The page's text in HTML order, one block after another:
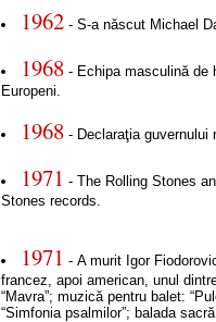
1962 - S-a născut Michael
1968 - Echipa masculină de
Europeni.
1968 - Declaraţia guvernului
1971 - The Rolling Stones
Stones records.
1971 - A murit Igor
francez, apoi american, unul
“Mavra”; muzică pentru balet:
“Simfonia psalmilor”; balada